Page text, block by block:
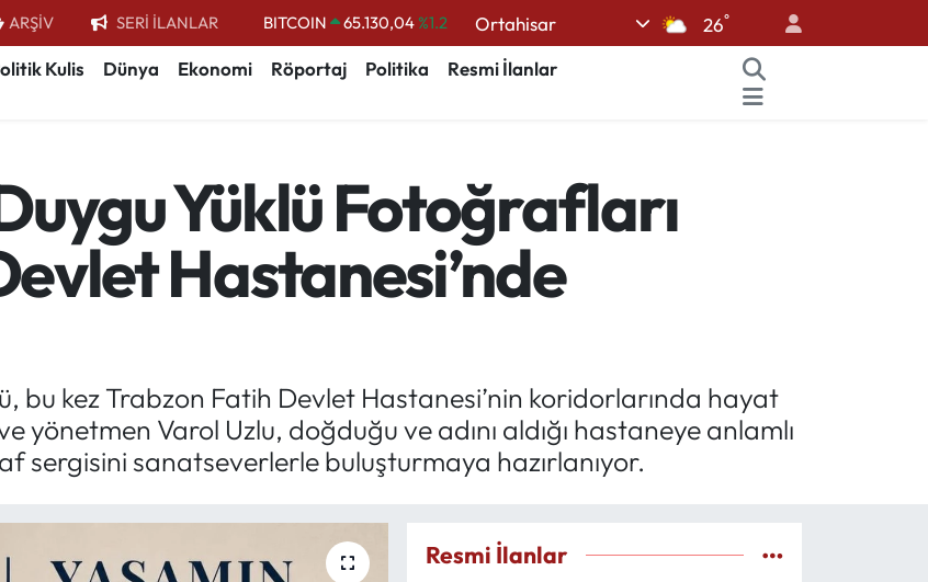
ARŞİV SERİ İLANLAR BITCOIN 65.130,04%1.2
DOLAR
47,7106%0.17
GRAM ALTIN
6618.49
%2.12
BİST100
13.773 %-19
Ortahisar 26°
Kulis Dünya Ekonomi Röportaj Politika
Resmi İlanlar
Yüklü Fotoğrafları
Hastanesi’nde
bu kez Trabzon Fatih Devlet Hastanesi’nin koridorlarında hayat
yönetmen Varol Uzlu, doğduğu ve adını aldığı hastaneye anlamlı
sergisini sanatseverlerle buluşturmaya hazırlanıyor.
Resmi İlanlar